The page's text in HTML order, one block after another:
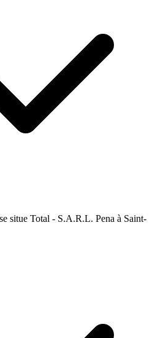
situe Total - S.A.R.L. Pena à Saint-